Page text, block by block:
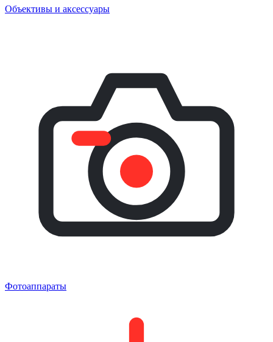
Объективы и аксессуары
Фотоаппараты